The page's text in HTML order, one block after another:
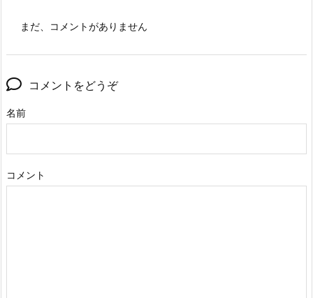
まだ、コメントがありません
コメントをどうぞ
名前
コメント